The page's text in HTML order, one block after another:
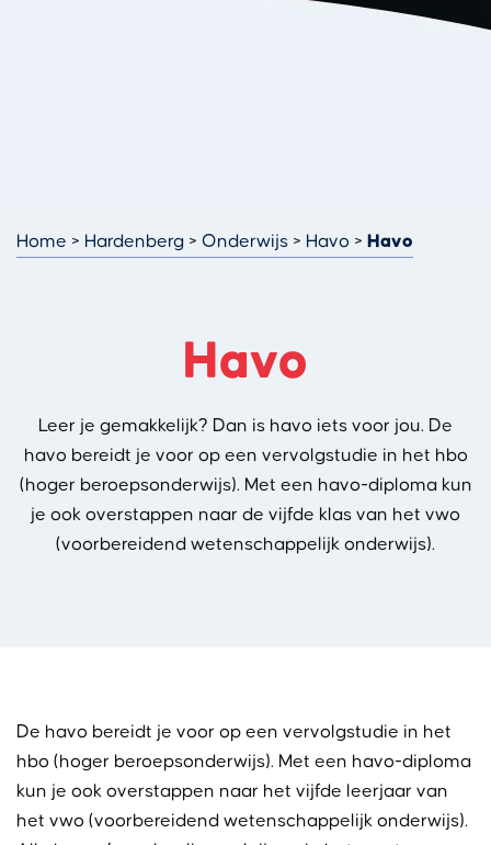
Home Hardenberg Onderwijs Havo Havo
Havo
Leer je gemakkelijk? Dan is havo iets voor jou. De
havo bereidt je voor op een vervolgstudie in het hbo
(hoger beroepsonderwijs). Met een havo-diploma kun
je ook overstappen naar de vijfde klas van het vwo
(voorbereidend wetenschappelijk onderwijs).
De havo bereidt je voor op een vervolgstudie in het
hbo (hoger beroepsonderwijs). Met een havo-diploma
kun je ook overstappen naar het vijfde leerjaar van
het vwo (voorbereidend wetenschappelijk onderwijs).